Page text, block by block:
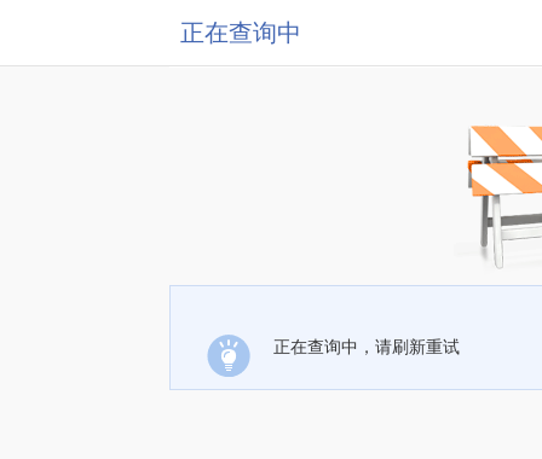
正在查询中
正在查询中，请刷新重试